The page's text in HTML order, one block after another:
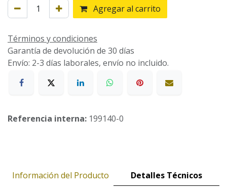
Agregar al carrito
Términos y condiciones
Garantía de devolución de 30 días
Envío: 2-3 días laborales, envío no incluido.
Referencia interna: 199140-0
Información del Producto Detalles Técnicos